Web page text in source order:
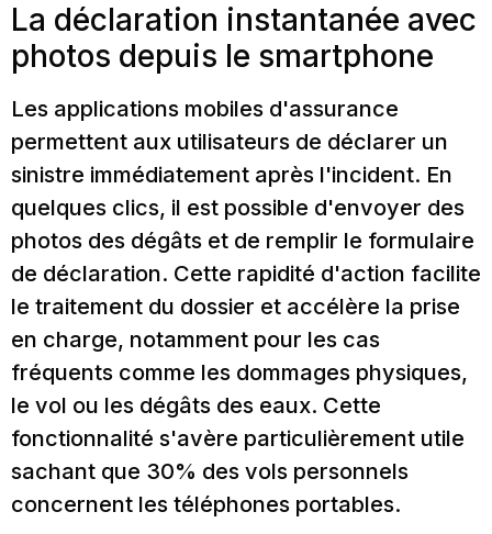
La déclaration instantanée avec
photos depuis le smartphone
Les applications mobiles d'assurance
permettent aux utilisateurs de déclarer un
sinistre immédiatement après l'incident. En
quelques clics, il est possible d'envoyer des
photos des dégâts et de remplir le formulaire
de déclaration. Cette rapidité d'action facilite
le traitement du dossier et accélère la prise
en charge, notamment pour les cas
fréquents comme les dommages physiques,
le vol ou les dégâts des eaux. Cette
fonctionnalité s'avère particulièrement utile
sachant que 30% des vols personnels
concernent les téléphones portables.